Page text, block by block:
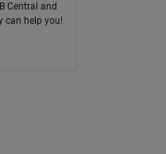
Central and
can help you!